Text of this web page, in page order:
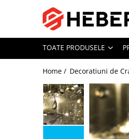
Toate Produsele
Mixere cu bol
Pompe de apa
Pompe submersibile
Pompe submersibile nisip
Pompe apa de suprafata
TOATE PRODUSELE
Home / Decoratiuni de